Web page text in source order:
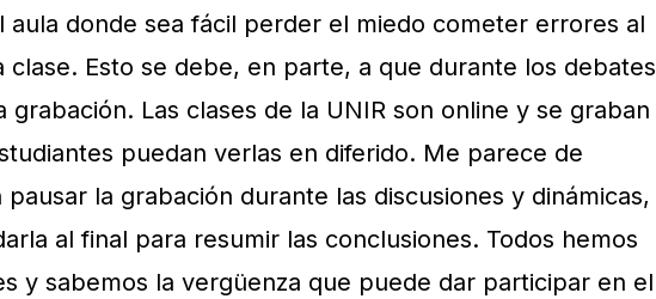
aula donde sea fácil perder el miedo cometer errores al
clase. Esto se debe, en parte, a que durante los debates
grabación. Las clases de la UNIR son online y se graban
puedan verlas en diferido. Me parece de
la grabación durante las discusiones y dinámicas,
al final para resumir las conclusiones. Todos hemos
y sabemos la vergüenza que puede dar participar en el